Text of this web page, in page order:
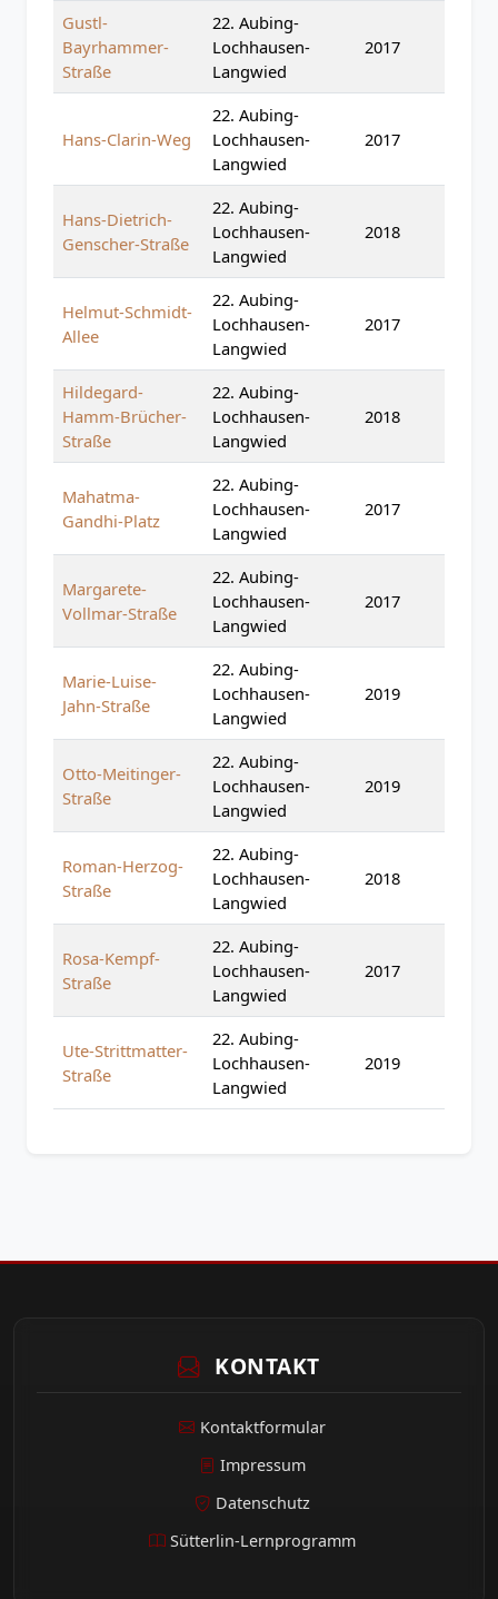
Gustl-
Bayrhammer-
Straße
22. Aubing-
Lochhausen-
Langwied
2017
Hans-Clarin-Weg
22. Aubing-
Lochhausen-
Langwied
2017
Hans-Dietrich-
Genscher-Straße
22. Aubing-
Lochhausen-
Langwied
2018
Helmut-Schmidt-
Allee
22. Aubing-
Lochhausen-
Langwied
2017
Hildegard-
Hamm-Brücher-
Straße
22. Aubing-
Lochhausen-
Langwied
2018
Mahatma-
Gandhi-Platz
22. Aubing-
Lochhausen-
Langwied
2017
Margarete-
Vollmar-Straße
22. Aubing-
Lochhausen-
Langwied
2017
Marie-Luise-
Jahn-Straße
22. Aubing-
Lochhausen-
Langwied
2019
Otto-Meitinger-
Straße
22. Aubing-
Lochhausen-
Langwied
2019
Roman-Herzog-
Straße
22. Aubing-
Lochhausen-
Langwied
2018
Rosa-Kempf-
Straße
22. Aubing-
Lochhausen-
Langwied
2017
Ute-Strittmatter-
Straße
22. Aubing-
Lochhausen-
Langwied
2019
KONTAKT
Kontaktformular
Impressum
Datenschutz
Sütterlin-Lernprogramm